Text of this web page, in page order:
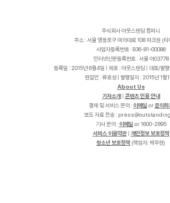
주식회사 아웃스탠딩 컴퍼니
주소 : 서울 영등포구 여의대로 108 파크원 (
사업자등록번호 : 836-81-00086
인터넷신문등록번호 : 서울 아03778
등록일 : 2015년 6월4일 | 제호 : 아웃스탠딩 | 대표/발행
편집인 : 류호성 | 발행일자 : 2015년 1월
About Us
기자소개
콘텐츠 인용 안내
결제 및 서비스 문의 : 이메일 or문의하
보도 자료 전송 :
g
n
i
d
n
a
t
s
t
u
o
@
s
s
e
r
p
기사 문의 : 이메일 or 1600-2895
서비스 이용약관| 개인정보 보호정책
청소년 보호정책 (책임자: 박주현)